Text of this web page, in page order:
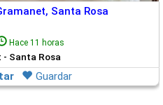
Santa Rosa
Hace 11 horas
- Santa Rosa
Guardar